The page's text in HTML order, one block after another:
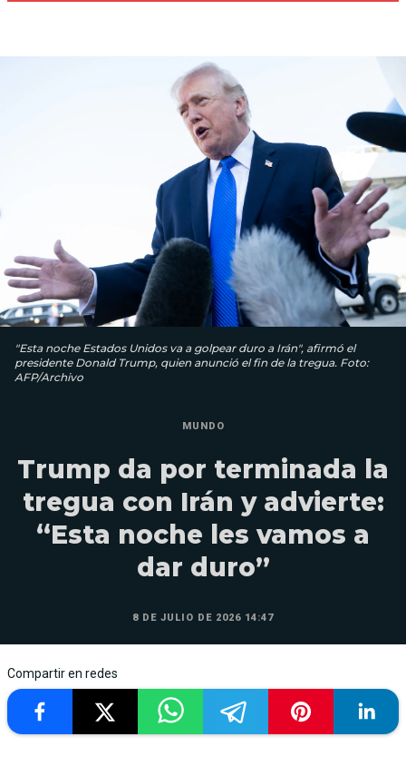
"Esta noche Estados Unidos va a golpear duro a Irán", afirmó el
presidente Donald Trump, quien anunció el fin de la tregua. Foto:
AFP/Archivo
MUNDO
Trump da por terminada la
tregua con Irán y advierte:
“Esta noche les vamos a
dar duro”
8 DE JULIO DE 2026 14:47
Compartir en redes